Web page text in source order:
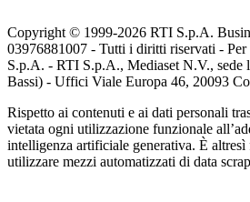
Copyright © 1999-2026 RTI S.p.A.
03976881007 - Tutti i diritti riservati -
S.p.A. - RTI S.p.A., Mediaset N.V., sede
Bassi) - Uffici Viale Europa 46, 20093
Rispetto ai contenuti e ai dati personali
vietata ogni utilizzazione funzionale
intelligenza artificiale generativa. È altresì
utilizzare mezzi automatizzati di data